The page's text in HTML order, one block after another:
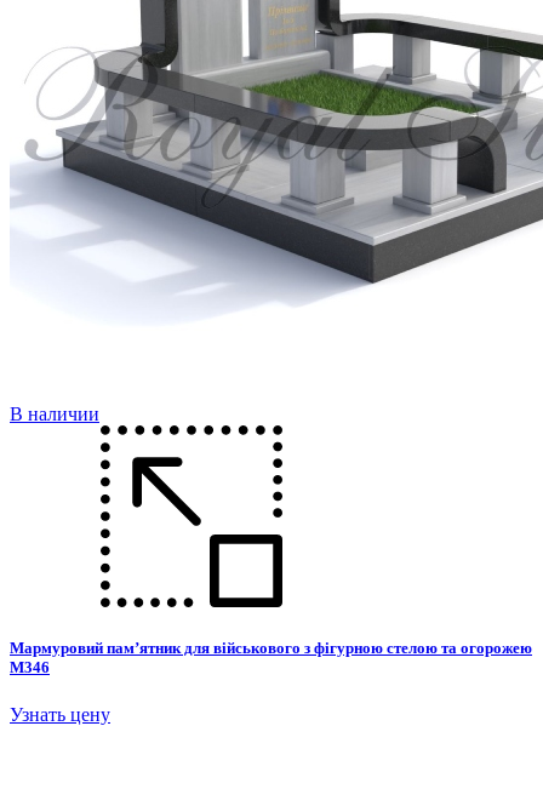
В наличии
Мармуровий пам’ятник для військового з фігурною стелою та огорожею
М346
Узнать цену